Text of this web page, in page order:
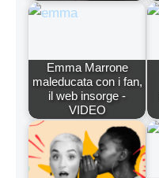
Emma Marrone
maleducata con i fan,
il web insorge -
VIDEO